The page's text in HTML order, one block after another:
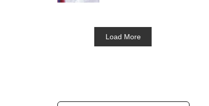
Load More